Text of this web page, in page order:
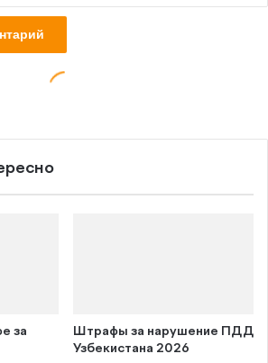
за
Штрафы за нарушение ПДД
Узбекистана 2026